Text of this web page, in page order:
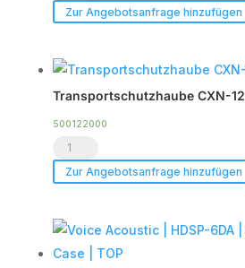
Duty
für
zu
2
CXN-
Menge
Zur Angebotsanfrage hinzufügen
Transportschutzhaube CXN-12
500122000
Transportschutzhaube
CXN-
Menge
Zur Angebotsanfrage hinzufügen